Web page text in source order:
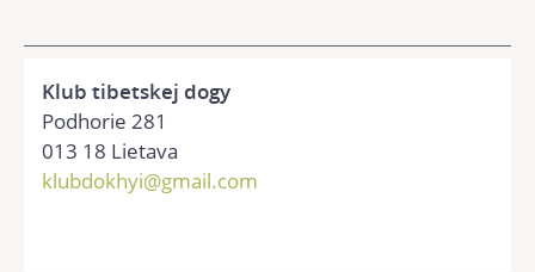
Klub tibetskej dogy
Podhorie 281
013 18 Lietava
klubdokhyi@gmail.com